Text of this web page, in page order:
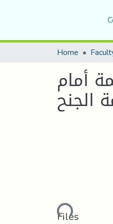
Home
أمام
Loading...
Files